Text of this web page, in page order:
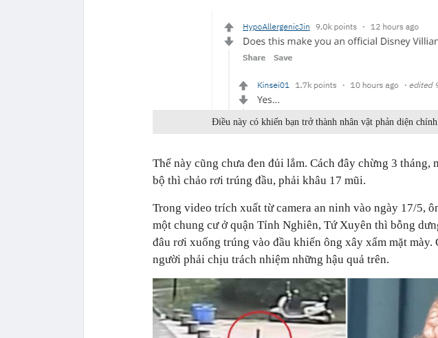
Điều này có khiến bạn trở thành nhân vật phản diện
Thế này cũng chưa đen đủi lắm. Cách đây chừng 3 tháng,
bộ thì chảo rơi trúng đầu, phải khâu 17 mũi.
Trong video trích xuất từ camera an ninh vào ngày 17/5,
một chung cư ở quận Tỉnh Nghiên, Tứ Xuyên thì bỗng
đâu rơi xuống trúng vào đầu khiến ông xây xẩm mặt mày.
người phải chịu trách nhiệm những hậu quả trên.